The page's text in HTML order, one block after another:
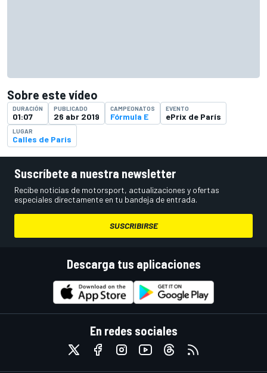
Sobre este vídeo
DURACIÓN
01:07
PUBLICADO
26 abr 2019
CAMPEONATOS
Fórmula E
EVENTO
ePrix de París
LUGAR
Calles de Paris
Suscríbete a nuestra newsletter
Recibe noticias de motorsport, actualizaciones y ofertas
especiales directamente en tu bandeja de entrada.
SUSCRIBIRSE
Descarga tus aplicaciones
En redes sociales